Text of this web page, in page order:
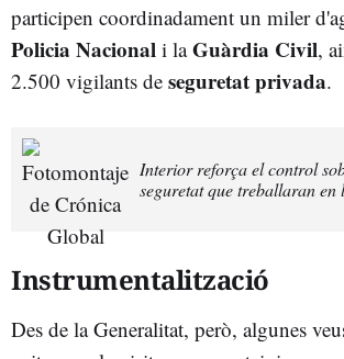
participen coordinadament un miler
Policia Nacional i laGuàrdia Civil,
2.500 vigilants de seguretat privada.
Interior reforça el control
seguretat que treballaran en
Instrumentalització
Des de la Generalitat, però, algunes